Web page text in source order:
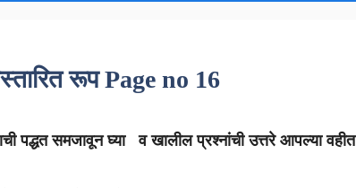
रूप Page no 16
पद्धत समजावून घ्या व खालील प्रश्नांची उत्तरे आपल्या वहीत